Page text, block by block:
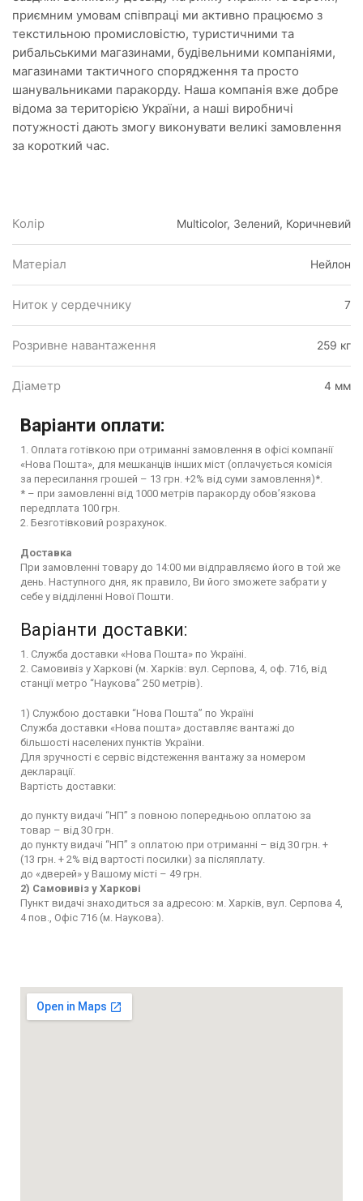
приємним умовам співпраці ми активно працюємо з
текстильною промисловістю, туристичними та
рибальськими магазинами, будівельними компаніями,
магазинами тактичного спорядження та просто
шанувальниками паракорду. Наша компанія вже добре
відома за територією України, а наші виробничі
потужності дають змогу виконувати великі замовлення
за короткий час.
Колір Multicolor, Зелений, Коричневий
Матеріал Нейлон
Ниток у сердечнику 7
Розривне навантаження 259 кг
Діаметр 4 мм
Варіанти оплати:
1. Оплата готівкою при отриманні замовлення в офісі компанії
«Нова Пошта», для мешканців інших міст (оплачується комісія
за пересилання грошей – 13 грн. +2% від суми замовлення)*.
* – при замовленні від 1000 метрів паракорду обов’язкова
передплата 100 грн.
2. Безготівковий розрахунок.
Доставка
При замовленні товару до 14:00 ми відправляємо його в той же
день. Наступного дня, як правило, Ви його зможете забрати у
себе у відділенні Нової Пошти.
Варіанти доставки:
1. Служба доставки «Нова Пошта» по Україні.
2. Самовивіз у Харкові (м. Харків: вул. Серпова, 4, оф. 716, від
станції метро “Наукова” 250 метрів).
1) Службою доставки “Нова Пошта” по Україні
Служба доставки «Нова пошта» доставляє вантажі до
більшості населених пунктів України.
Для зручності є сервіс відстеження вантажу за номером
декларації.
Вартість доставки:
до пункту видачі “НП” з повною попередньою оплатою за
товар – від 30 грн.
до пункту видачі “НП” з оплатою при отриманні – від 30 грн. +
(13 грн. + 2% від вартості посилки) за післяплату.
до «дверей» у Вашому місті – 49 грн.
2) Самовивіз у Харкові
Пункт видачі знаходиться за адресою: м. Харків, вул. Серпова 4,
4 пов., Офіс 716 (м. Наукова).